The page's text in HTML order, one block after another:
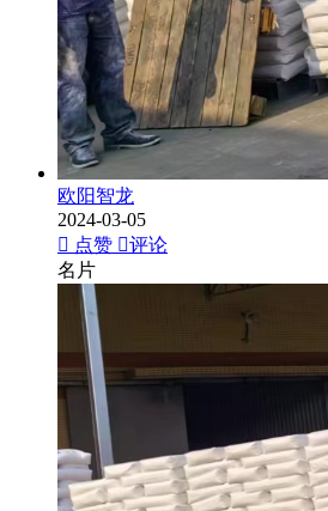
欧阳智龙
2024-03-05
点赞
评论
名片